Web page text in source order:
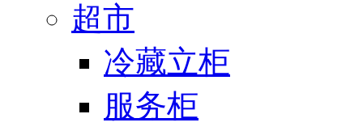
超市
冷藏立柜
服务柜